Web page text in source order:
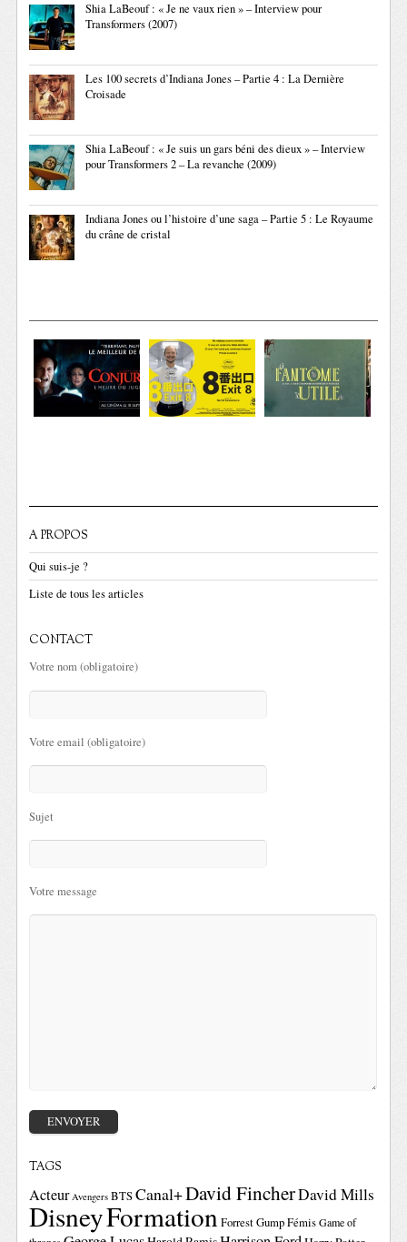
Shia LaBeouf : « Je ne vaux rien » – Interview pour
Transformers (2007)
Les 100 secrets d’Indiana Jones – Partie 4 : La Dernière
Croisade
Shia LaBeouf : « Je suis un gars béni des dieux » – Interview
pour Transformers 2 – La revanche (2009)
Indiana Jones ou l’histoire d’une saga – Partie 5 : Le Royaume
du crâne de cristal
A PROPOS
Qui suis-je ?
Liste de tous les articles
CONTACT
Votre nom (obligatoire)
Votre email (obligatoire)
Sujet
Votre message
TAGS
Acteur Avengers BTSCanal+David FincherDavid Mills
DisneyFormationForrest GumpFémis Game of